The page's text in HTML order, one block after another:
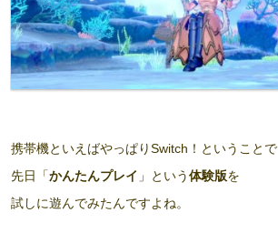
携帯機といえばやっぱりSwitch！ということで
先日「かんたんプレイ 」という体験版を
試しに遊んでみたんですよね。